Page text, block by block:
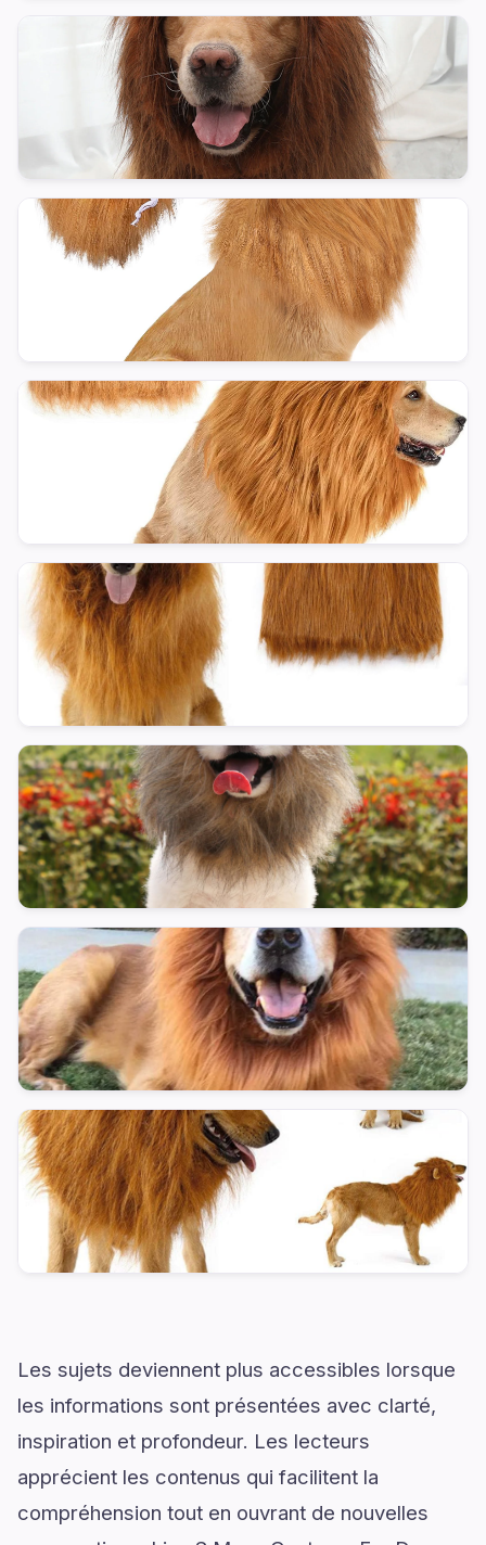
Les sujets deviennent plus accessibles lorsque
les informations sont présentées avec clarté,
inspiration et profondeur. Les lecteurs
apprécient les contenus qui facilitent la
compréhension tout en ouvrant de nouvelles